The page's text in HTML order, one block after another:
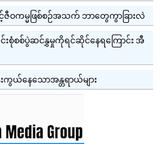
မ္မဖြစ်စဉ်အသက် ဘာတွေကွာခြားလဲ
စုံစစ်ပွဲဆင်နွှမှုကိုရင်ဆိုင်နေရကြောင်း အီ
ယ်နေသောအန္တရာယ်များ